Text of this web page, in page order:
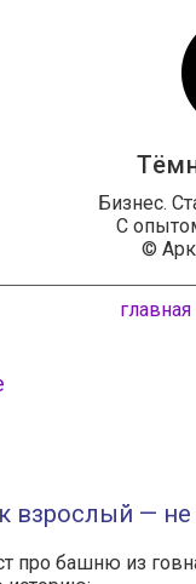
Бизнес.
С
©
главная
взрослый —
про башню из